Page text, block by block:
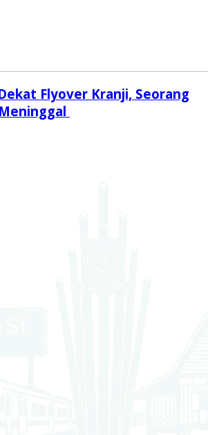
Flyover Kranji, Seorang